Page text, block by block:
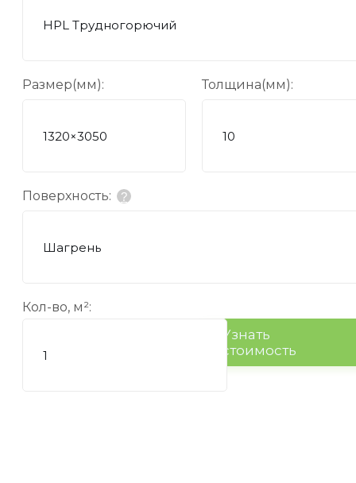
HPL Трудногорючий
Размер(мм):
1320×3050
Толщина(мм):
10
Поверхность: ?
Шагрень
Кол-во, м²:
Узнать
стоимость